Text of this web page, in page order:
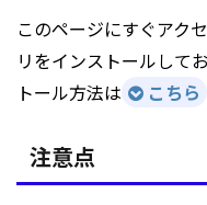
このページにすぐアク
リをインストールして
トール方法は
こちら
注意点